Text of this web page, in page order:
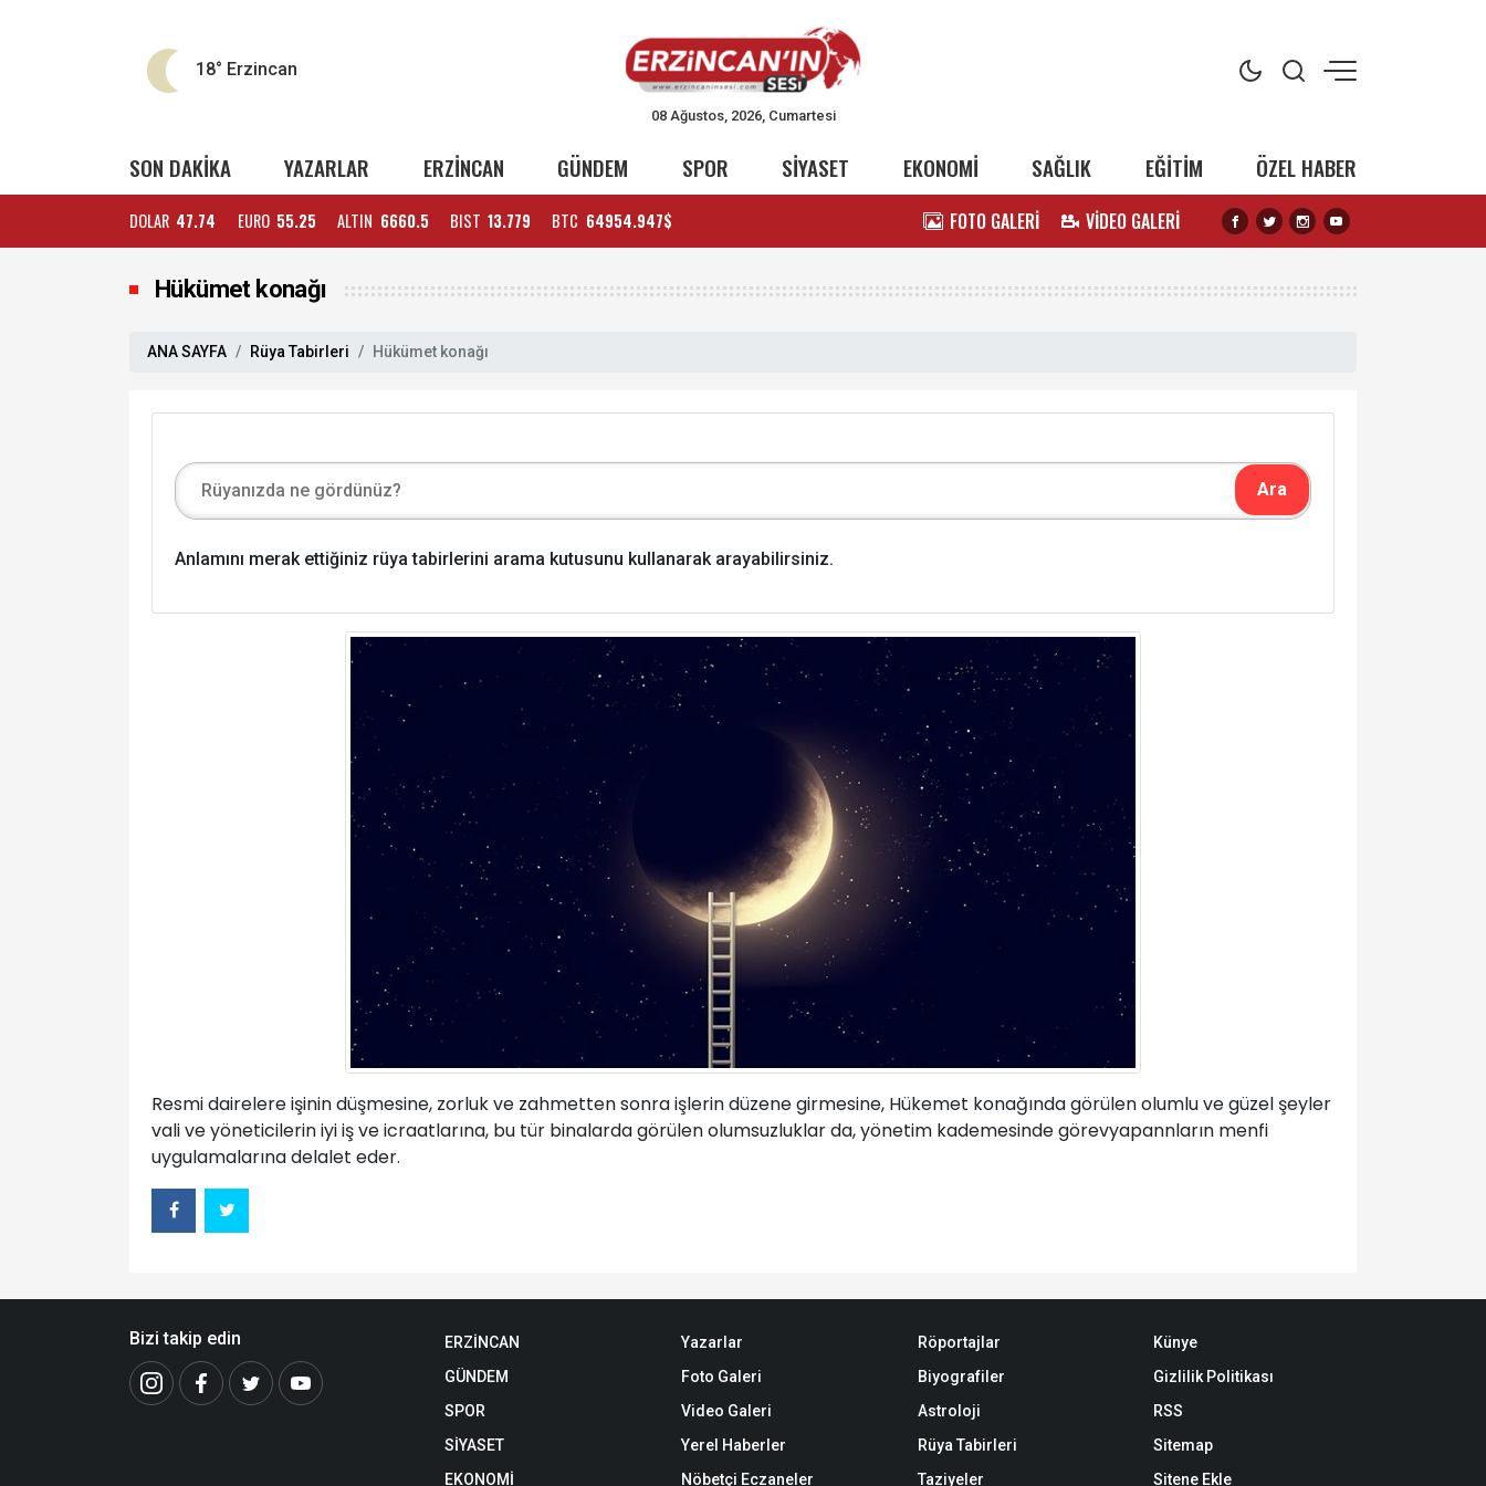
18° Erzincan
08 Ağustos, 2026, Cumartesi
SON DAKİKA YAZARLAR ERZİNCAN GÜNDEM SPOR SİYASET EKONOMİ SAĞLIK EĞİTİM ÖZEL HABER
DOLAR 47.74 EURO 55.25 ALTIN 6660.5 BIST 13.779 BTC 64954.947$ FOTO GALERİ VİDEO GALERİ
Hükümet konağı
ANA SAYFA Rüya Tabirleri Hükümet konağı
Anlamını merak ettiğiniz rüya tabirlerini arama kutusunu kullanarak arayabilirsiniz.
Resmi dairelere işinin düşmesine, zorluk ve zahmetten sonra işlerin düzene girmesine, Hükemet konağında görülen olumlu ve güzel şeyler
vali ve yöneticilerin iyi iş ve icraatlarına, bu tür binalarda görülen olumsuzluklar da, yönetim kademesinde görevyapannların menfi
uygulamalarına delalet eder.
Bizi takip edin
ERZİNCAN
GÜNDEM
SPOR
SİYASET
EKONOMİ
Yazarlar
Foto Galeri
Video Galeri
Yerel Haberler
Nöbetçi Eczaneler
Röportajlar
Biyografiler
Astroloji
Rüya Tabirleri
Taziyeler
Künye
Gizlilik Politikası
RSS
Sitemap
Sitene Ekle